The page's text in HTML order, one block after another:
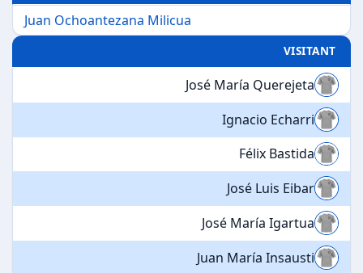
Juan Ochoantezana Milicua
VISITANT
José María Querejeta
Ignacio Echarri
Félix Bastida
José Luis Eibar
José María Igartua
Juan María Insausti